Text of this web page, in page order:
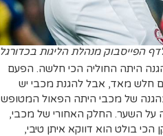
הפייסבוק מנהלת הליגות בכדורגל
היתה החוליה הכי חלשה. הפעם
חלש מאד, אבל להגנת מכבי יש
של מכבי היתה הפאול המטופש
על השער. החלק האחורי של מכבי,
בולט הוא דווקא איתן טיבי,